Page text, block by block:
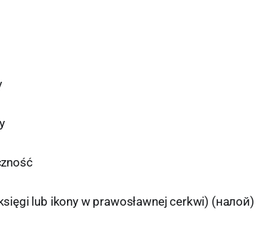
lub ikony w prawosławnej cerkwi) (налой)